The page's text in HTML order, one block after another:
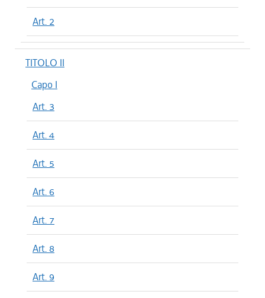
Art. 2
TITOLO II
Capo I
Art. 3
Art. 4
Art. 5
Art. 6
Art. 7
Art. 8
Art. 9